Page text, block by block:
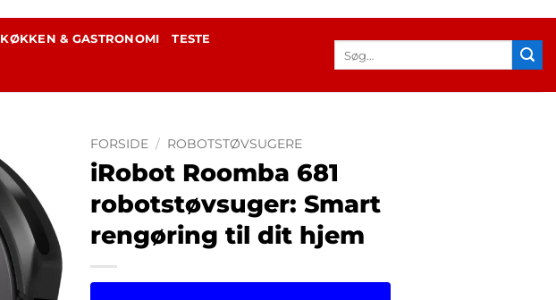
KØKKEN & GASTRONOMI TESTE
efter:
FORSIDE / ROBOTSTØVSUGERE
iRobot Roomba 681
robotstøvsuger: Smart
rengøring til dit hjem